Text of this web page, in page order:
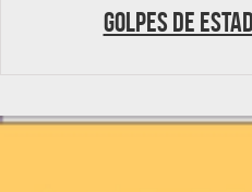
Golpes de